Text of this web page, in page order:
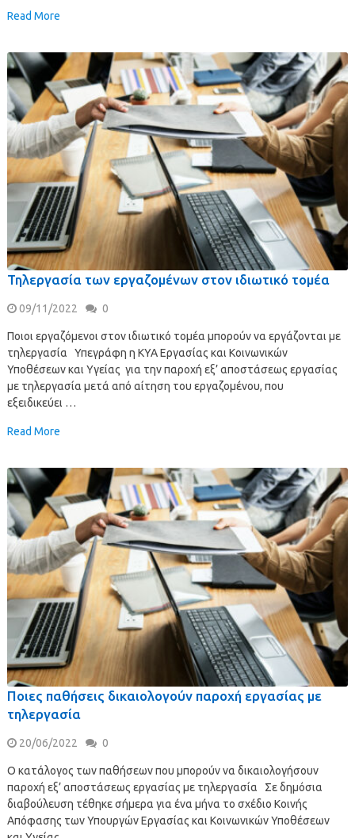
Read More
Τηλεργασία των εργαζομένων στον ιδιωτικό τομέα
09/11/2022 0
Ποιοι εργαζόμενοι στον ιδιωτικό τομέα μπορούν να εργάζονται με
τηλεργασία Υπεγράφη η ΚΥΑ Εργασίας και Κοινωνικών
Υποθέσεων και Υγείας για την παροχή εξ’ αποστάσεως εργασίας
με τηλεργασία μετά από αίτηση του εργαζομένου, που
εξειδικεύει …
Read More
Ποιες παθήσεις δικαιολογούν παροχή εργασίας με
τηλεργασία
20/06/2022 0
Ο κατάλογος των παθήσεων που μπορούν να δικαιολογήσουν
παροχή εξ’ αποστάσεως εργασίας με τηλεργασία Σε δημόσια
διαβούλευση τέθηκε σήμερα για ένα μήνα το σχέδιο Κοινής
Απόφασης των Υπουργών Εργασίας και Κοινωνικών Υποθέσεων